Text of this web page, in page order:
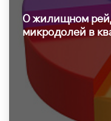
О жилищном
микродолей в